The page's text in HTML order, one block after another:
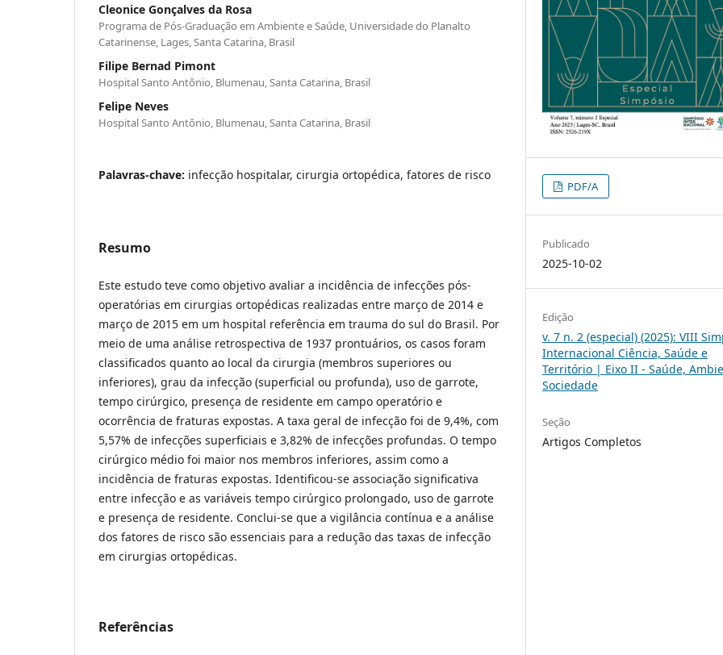
Cleonice Gonçalves da Rosa
Programa de Pós-Graduação em Ambiente e Saúde, Universidade do Planalto
Catarinense, Lages, Santa Catarina, Brasil
Filipe Bernad Pimont
Hospital Santo Antônio, Blumenau, Santa Catarina, Brasil
Felipe Neves
Hospital Santo Antônio, Blumenau, Santa Catarina, Brasil
Palavras-chave: infecção hospitalar, cirurgia ortopédica, fatores de risco
Resumo
Este estudo teve como objetivo avaliar a incidência de infecções pós-
operatórias em cirurgias ortopédicas realizadas entre março de 2014 e
março de 2015 em um hospital referência em trauma do sul do Brasil. Por
meio de uma análise retrospectiva de 1937 prontuários, os casos foram
classificados quanto ao local da cirurgia (membros superiores ou
inferiores), grau da infecção (superficial ou profunda), uso de garrote,
tempo cirúrgico, presença de residente em campo operatório e
ocorrência de fraturas expostas. A taxa geral de infecção foi de 9,4%, com
5,57% de infecções superficiais e 3,82% de infecções profundas. O tempo
cirúrgico médio foi maior nos membros inferiores, assim como a
incidência de fraturas expostas. Identificou-se associação significativa
entre infecção e as variáveis tempo cirúrgico prolongado, uso de garrote
e presença de residente. Conclui-se que a vigilância contínua e a análise
dos fatores de risco são essenciais para a redução das taxas de infecção
em cirurgias ortopédicas.
Referências
PDF/A
Publicado
2025-10-02
Edição
v. 7 n. 2 (especial) (2025): VIII
Internacional Ciência, Saúde e
Território | Eixo II - Saúde,
Sociedade
Seção
Artigos Completos